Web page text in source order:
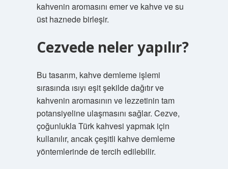
kahvenin aromasını emer ve kahve ve su
üst haznede birleşir.
Cezvede neler yapılır?
Bu tasarım, kahve demleme işlemi
sırasında ısıyı eşit şekilde dağıtır ve
kahvenin aromasının ve lezzetinin tam
potansiyeline ulaşmasını sağlar. Cezve,
çoğunlukla Türk kahvesi yapmak için
kullanılır, ancak çeşitli kahve demleme
yöntemlerinde de tercih edilebilir.